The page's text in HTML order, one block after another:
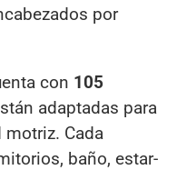
por
con 105
adaptadas para
Cada
baño, estar-